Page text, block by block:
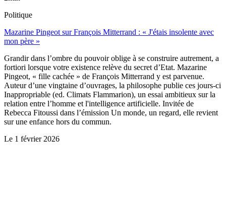
Politique
Mazarine Pingeot sur François Mitterrand : « J'étais insolente avec
mon père »
Grandir dans l’ombre du pouvoir oblige à se construire autrement, a
fortiori lorsque votre existence relève du secret d’Etat. Mazarine
Pingeot, « fille cachée » de François Mitterrand y est parvenue.
Auteur d’une vingtaine d’ouvrages, la philosophe publie ces jours-ci
Inappropriable (ed. Climats Flammarion), un essai ambitieux sur la
relation entre l’homme et l'intelligence artificielle. Invitée de
Rebecca Fitoussi dans l’émission Un monde, un regard, elle revient
sur une enfance hors du commun.
Le 1 février 2026